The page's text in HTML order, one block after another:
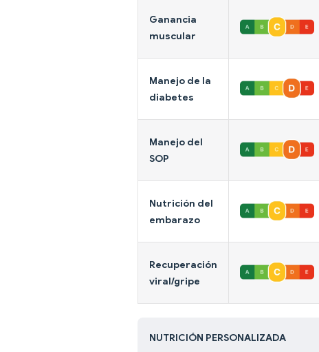
Ganancia
muscular
Manejo de la
diabetes
Manejo del
SOP
Nutrición del
embarazo
Recuperación
viral/gripe
NUTRICIÓN PERSONALIZADA